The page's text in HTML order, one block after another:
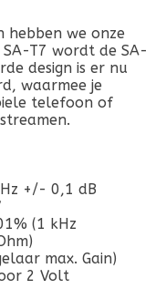
hebben we onze
T7 wordt de SA-
design is er nu
waarmee je
telefoon of
+/- 0,1 dB
(1 kHz
max. Gain)
2 Volt